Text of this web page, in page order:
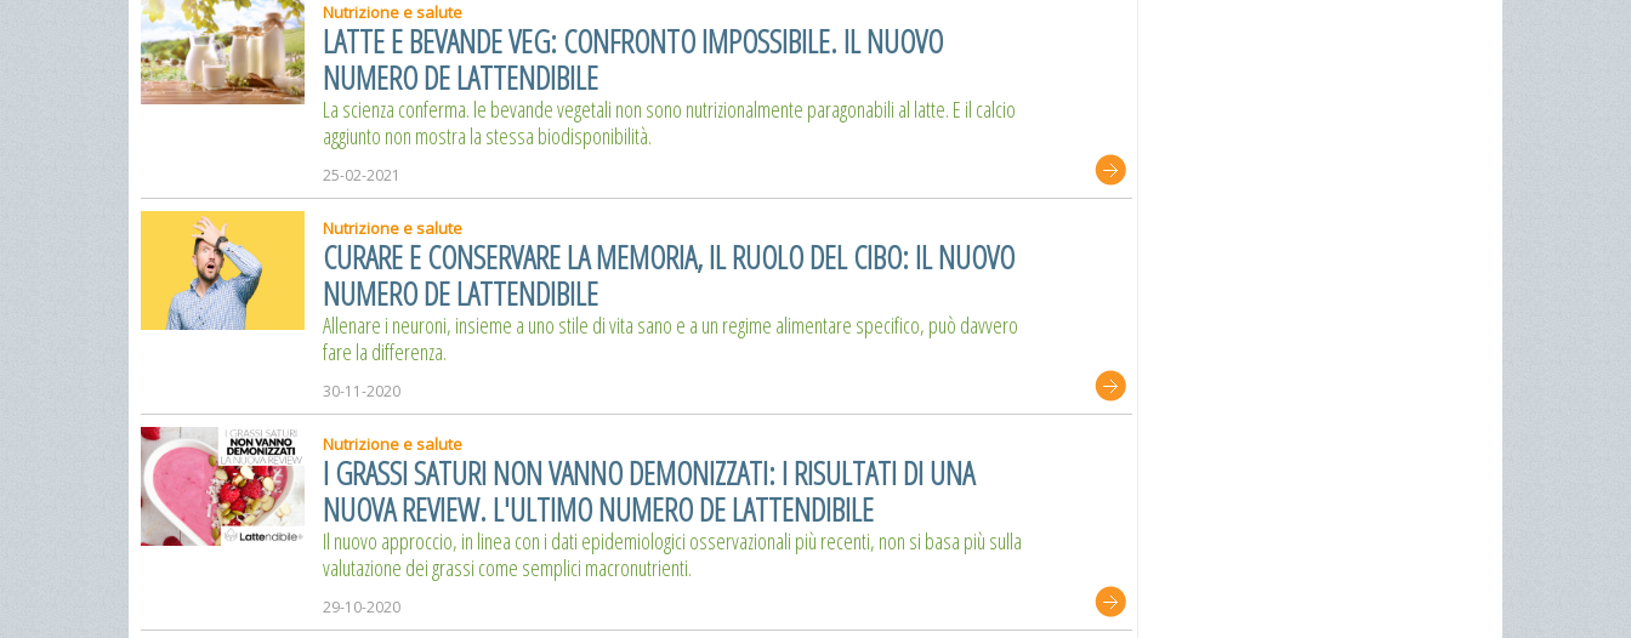
Nutrizione e salute
LATTE E BEVANDE VEG: CONFRONTO IMPOSSIBILE. IL NUOVO
NUMERO DE LATTENDIBILE
La scienza conferma. le bevande vegetali non sono nutrizionalmente paragonabili al latte. E il calcio
aggiunto non mostra la stessa biodisponibilità.
25-02-2021
Nutrizione e salute
CURARE E CONSERVARE LA MEMORIA, IL RUOLO DEL CIBO: IL NUOVO
NUMERO DE LATTENDIBILE
Allenare i neuroni, insieme a uno stile di vita sano e a un regime alimentare specifico, può davvero
fare la differenza.
30-11-2020
Nutrizione e salute
I GRASSI SATURI NON VANNO DEMONIZZATI: I RISULTATI DI UNA
NUOVA REVIEW. L'ULTIMO NUMERO DE LATTENDIBILE
Il nuovo approccio, in linea con i dati epidemiologici osservazionali più recenti, non si basa più sulla
valutazione dei grassi come semplici macronutrienti.
29-10-2020